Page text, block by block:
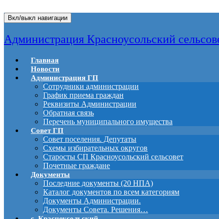
Вкл/выкл навигации
Администрация Красноусольский
Главная
Новости
Администрация ГП
Сотрудники администрации
График приема граждан
Реквизиты Администрации
Обратная связь
Перечень муниципального имущества
Совет ГП
Совет поселения. Депутаты
Схемы избирательных округов
Старосты СП Красноусольский сельсовет
Почетные граждане
Документы
Последние документы (20 НПА)
Каталог документов по всем категориям
Документы Администрации.
Документы Совета. Решения…